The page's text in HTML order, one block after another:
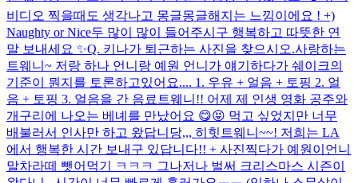
비디오 찍을때도 생각나고 몽글몽글해지는 느낌이에요 ! +)
Naughty or Nice두 많이 많이 들어주시구 행복하고 따뜻한 연
말 보내세요 ✨Q. 키나가 퇴근하는 사진을 찾으시오.사랑하는
트웨니~ 저랑 하나 언니랑 예원 언니가 얘기하다가 쉐이크의
기준이 뭔지를 토론하고있어요.... 1. 우유 + 얼음 + 토핑 2. 얼
음 + 토핑 3. 얼음을 간 음료 트웨니!! 어제 제 인생 영화 공주와
개구리에 나오는 베녜를 만났어요 😋😝 먹고 싶었지만 너무
배불러서 인사만 하고 왔답니당,,, 히힛 트웨니~~! 저희는 LA
에서 행복한 시간 보내구 있답니다!! + 사진찍다가 예원이언니
말차라떼 뺏어먹기 ㅋㅋㅋ 그나저나 벌써 크리스마스 시즌이